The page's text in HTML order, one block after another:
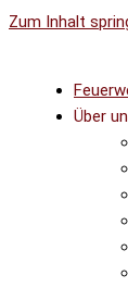
Zum Inhalt
Über